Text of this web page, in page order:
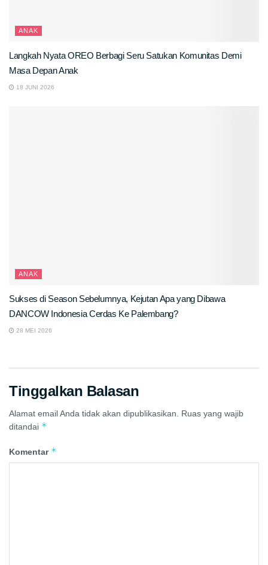
ANAK
Langkah Nyata OREO Berbagi Seru Satukan Komunitas Demi
Masa Depan Anak
18 JUNI 2026
ANAK
Sukses di Season Sebelumnya, Kejutan Apa yang Dibawa
DANCOW Indonesia Cerdas Ke Palembang?
28 MEI 2026
Tinggalkan Balasan
Alamat email Anda tidak akan dipublikasikan.
Ruas yang wajib
ditandai *
Komentar *